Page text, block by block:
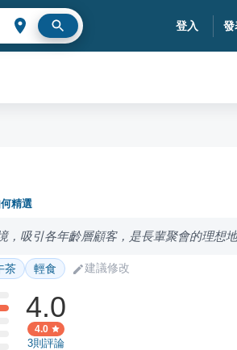
登入 發
精選
吸引各年齡層顧客，是長輩聚會的理想地
茶 輕食 建議修改
4.0
4.0
3則評論